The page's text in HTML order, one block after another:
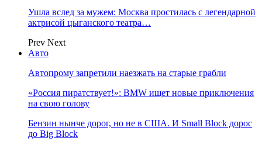
Ушла вслед за мужем: Москва простилась с легендарной
актрисой цыганского театра…
Prev Next
Авто
Автопрому запретили наезжать на старые грабли
«Россия пиратствует!»: BMW ищет новые приключения
на свою голову
Бензин нынче дорог, но не в США. И Small Block дорос
до Big Block